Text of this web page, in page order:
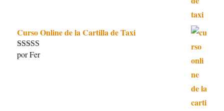
Curso Online de la Cartilla de Taxi
Valorado con
por Fer